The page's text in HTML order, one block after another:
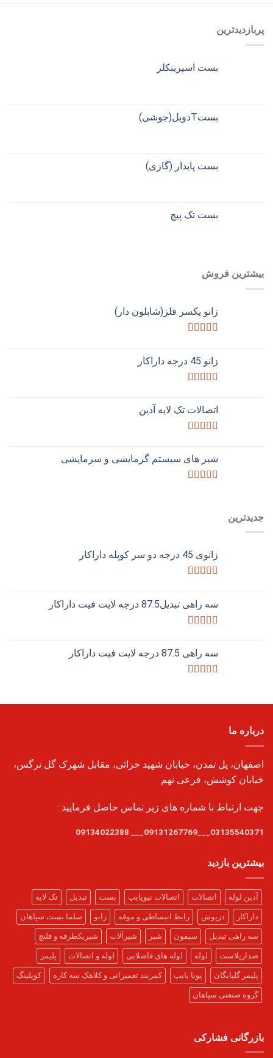
پربازدیدترین
بست اسپرینکلر
بستTدوبل(جوشی)
بست پایدار (گازی)
بست تک پیچ
بیشترین فروش
زانو یکسر فلز(شابلون دار)
زانو 45 درجه داراکار
اتصالات تک لایه آذین
شیر های سیستم گرمایشی و سرمایشی
جدیدترین
زانوی 45 درجه دو سر کوپله داراکار
سه راهی تبدیل87.5 درجه لایت فیت داراکار
سه راهی 87.5 درجه لایت فیت داراکار
درباره ما
اصفهان، پل تمدن، خیابان شهید خزائی، مقابل شهرک گل نرگس،
خیابان کوشش، فرعی نهم
جهت ارتباط با شماره های زیر تماس حاصل فرمایید :
03135540371___09131267769___ 09134022388
بیشترین بازدید
آذین لوله اتصالات اتصالات نیوپایپ بست تبدیل تک لایه
داراکار درپوش رابط انبساطی و موفه زانو سلما بست سپاهان
سه راهی تبدیل سیفون شیر شیرآلات شیریکطرفه و فلنچ
صدارپلاست لوله لوله های فاضلابی لوله و اتصالات پلیمر
پلیمر گلپایگان پویا پایپ کمربند تعمیراتی و کلاهک سه کاره کوپلینگ
گروه صنعتی سپاهان
بازرگانی فشارکی